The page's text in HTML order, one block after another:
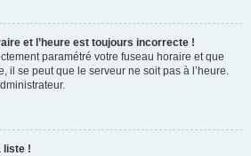
et l’heure est toujours incorrecte !
paramétré votre fuseau horaire et que
il se peut que le serveur ne soit pas à l’heure.
liste !